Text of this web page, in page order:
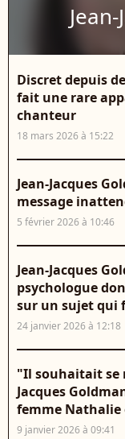
Discret depuis
fait une rare
chanteur
18 mars 2026 à 15:22
Jean-Jacques
message
5 février 2026 à 10:46
Jean-Jacques
psychologue
sur un sujet qui
24 janvier 2026 à 12:18
"Il souhaitait se
Jacques
femme Nathalie
9 janvier 2026 à 09:41